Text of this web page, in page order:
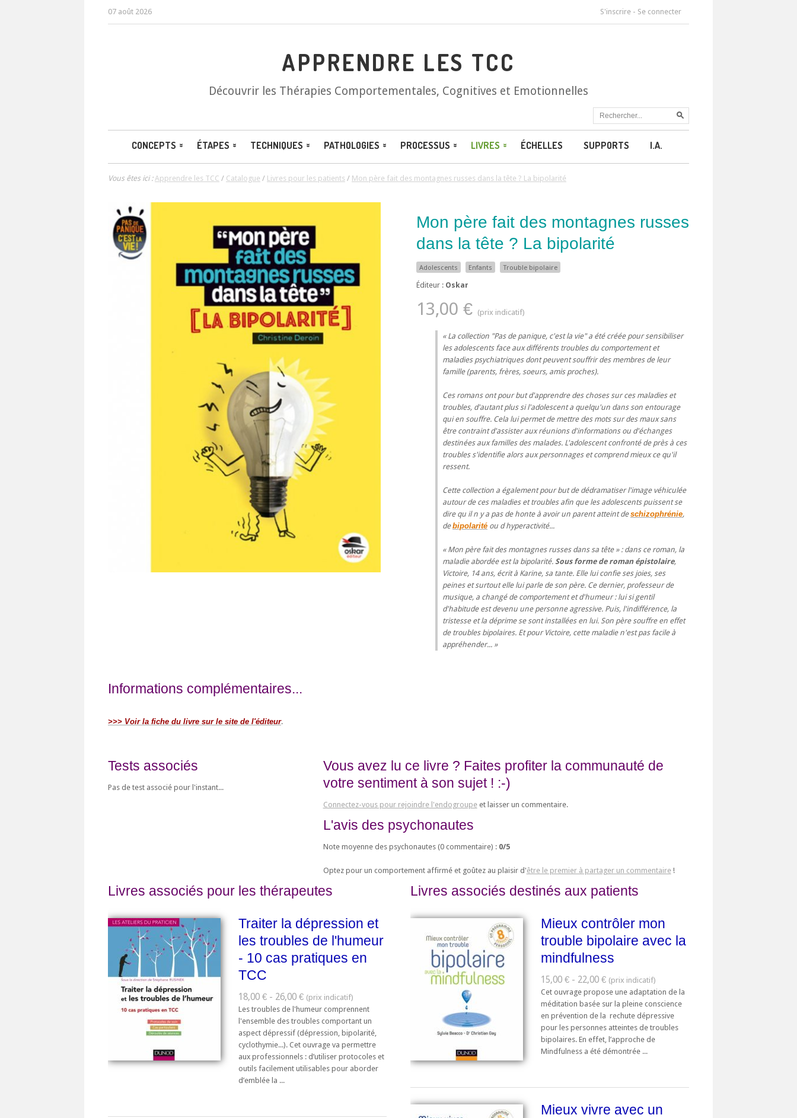
07 août 2026 S'inscrire - Se connecter
APPRENDRE LES TCC
Découvrir les Thérapies Comportementales, Cognitives et Emotionnelles
CONCEPTS ÉTAPES TECHNIQUES PATHOLOGIES PROCESSUS LIVRES ÉCHELLES SUPPORTS I.A.
Vous êtes ici :Apprendre les TCC / Catalogue / Livres pour les patients / Mon père fait des montagnes russes dans la tête ? La bipolarité
Mon père fait des montagnes russes
dans la tête ? La bipolarité
Adolescents Enfants Trouble bipolaire
Éditeur : Oskar
13,00 €
La collection "Pas de panique, c'est la vie" a été créée pour sensibiliser
les adolescents face aux différents troubles du comportement et
maladies psychiatriques dont peuvent souffrir des membres de leur
famille (parents, frères, soeurs, amis proches).
Ces romans ont pour but d'apprendre des choses sur ces maladies et
troubles, d'autant plus si l'adolescent a quelqu'un dans son entourage
qui en souffre. Cela lui permet de mettre des mots sur des maux sans
être contraint d'assister aux réunions d'informations ou d'échanges
destinées aux familles des malades. L'adolescent confronté de près à ces
troubles s'identifie alors aux personnages et comprend mieux ce qu'il
ressent.
Cette collection a également pour but de dédramatiser l'image véhiculée
autour de ces maladies et troubles afin que les adolescents puissent se
dire qu il n y a pas de honte à avoir un parent atteint deschizophrénie,
debipolarité ou d hyperactivité...
« Mon père fait des montagnes russes dans sa tête » : dans ce roman, la
maladie abordée est la bipolarité. Sous forme de roman épistolaire,
Victoire, 14 ans, écrit à Karine, sa tante. Elle lui confie ses joies, ses
peines et surtout elle lui parle de son père. Ce dernier, professeur de
musique, a changé de comportement et d'humeur : lui si gentil
d'habitude est devenu une personne agressive. Puis, l'indifférence, la
tristesse et la déprime se sont installées en lui. Son père souffre en effet
de troubles bipolaires. Et pour Victoire, cette maladie n'est pas facile à
appréhender...
Informations complémentaires...
>>> Voir la fiche du livre sur le site de l'éditeur.
Tests associés
Pas de test associé pour l'instant...
Vous avez lu ce livre ? Faites profiter la communauté de
votre sentiment à son sujet ! :-)
Connectez-vous pour rejoindre l'endogroupeet laisser un commentaire.
L'avis des psychonautes
Note moyenne des psychonautes (0commentaire) : 0/5
Optez pour un comportement affirmé et goûtez au plaisir d'être le premier à partager un commentaire!
Livres associés pour les thérapeutes
Traiter la dépression et
les troubles de l'humeur
- 10 cas pratiques en
TCC
18,00 € - 26,00 €
Les troubles de l'humeur comprennent
l'ensemble des troubles comportant un
aspect dépressif (dépression, bipolarité,
cyclothymie...). Cet ouvrage va permettre
aux professionnels : d’utiliser protocoles et
outils facilement utilisables pour aborder
d’emblée la ...
Livres associés destinés aux patients
Mieux contrôler mon
trouble bipolaire avec la
mindfulness
15,00 € - 22,00 €
Cet ouvrage propose une adaptation de la
méditation basée sur la pleine conscience
en prévention de la rechute dépressive
pour les personnes atteintes de troubles
bipolaires. En effet, l’approche de
Mindfulness a été démontrée ...
Mieux vivre avec un